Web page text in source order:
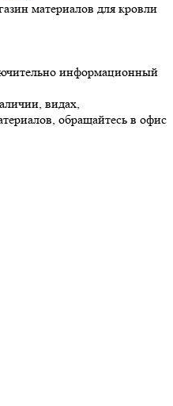
материалов для кровли
информационный
видах,
обращайтесь в офис